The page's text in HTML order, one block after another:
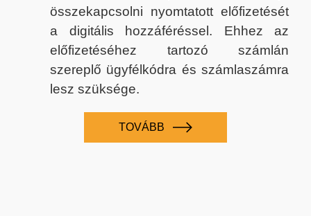
összekapcsolni nyomtatott előfizetését
a digitális hozzáféréssel. Ehhez az
előfizetéséhez tartozó számlán
szereplő ügyfélkódra és számlaszámra
lesz szüksége.
TOVÁBB